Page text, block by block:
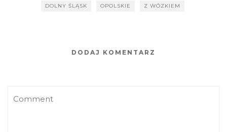
DOLNY ŚLĄSK OPOLSKIE Z WÓZKIEM
DODAJ KOMENTARZ